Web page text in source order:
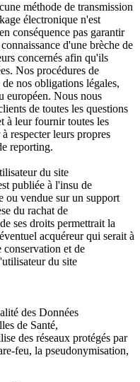
méthode de transmission
électronique n'est
conséquence pas garantir
d'une brèche de
concernés afin qu'ils
Nos procédures de
nos obligations légales,
européen. Nous nous
de toutes les questions
à leur fournir toutes les
respecter leurs propres
reporting.
du site
publiée à l'insu de
ou vendue sur un support
du rachat de
ses droits permettrait la
acquéreur qui serait à
et de
du site
des Données
de Santé,
des réseaux protégés par
feu, la pseudonymisation,